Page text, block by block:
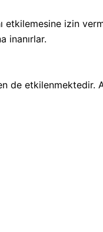
etkilemesine izin
inanırlar.
de etkilenmektedir.